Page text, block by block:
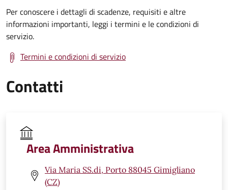
Per conoscere i dettagli di scadenze, requisiti e altre
informazioni importanti, leggi i termini e le condizioni di
servizio.
Termini e condizioni di servizio
Contatti
Area Amministrativa
Via Maria SS.di, Porto 88045 Gimigliano
(CZ)